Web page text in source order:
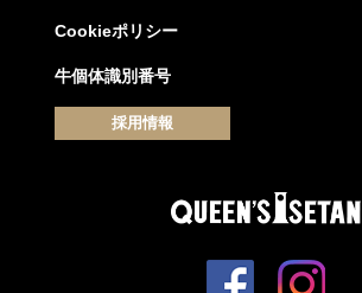
Cookieポリシー
牛個体識別番号
採用情報